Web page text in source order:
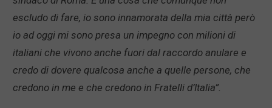
escludo di fare, io sono innamorata della mia città però
io ad oggi mi sono presa un impegno con milioni di
italiani che vivono anche fuori dal raccordo anulare e
credo di dovere qualcosa anche a quelle persone, che
credono in me e che credono in Fratelli d’Italia”.